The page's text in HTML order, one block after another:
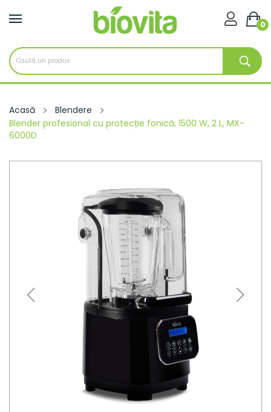
0

Acasă
Blendere
Blender profesional cu protecție fonică, 1500 W, 2 L, MX-
6000D